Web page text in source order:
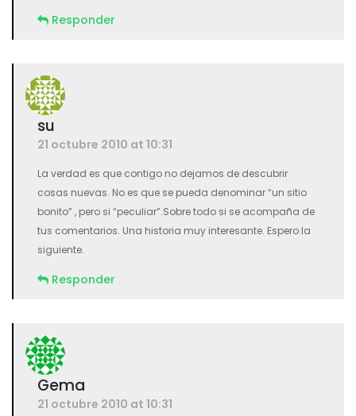
Responder
su
21 octubre 2010 at 10:31
La verdad es que contigo no dejamos de descubrir
cosas nuevas. No es que se pueda denominar “un sitio
bonito” , pero si “peculiar”.Sobre todo si se acompaña de
tus comentarios. Una historia muy interesante. Espero la
siguiente.
Responder
Gema
21 octubre 2010 at 10:31